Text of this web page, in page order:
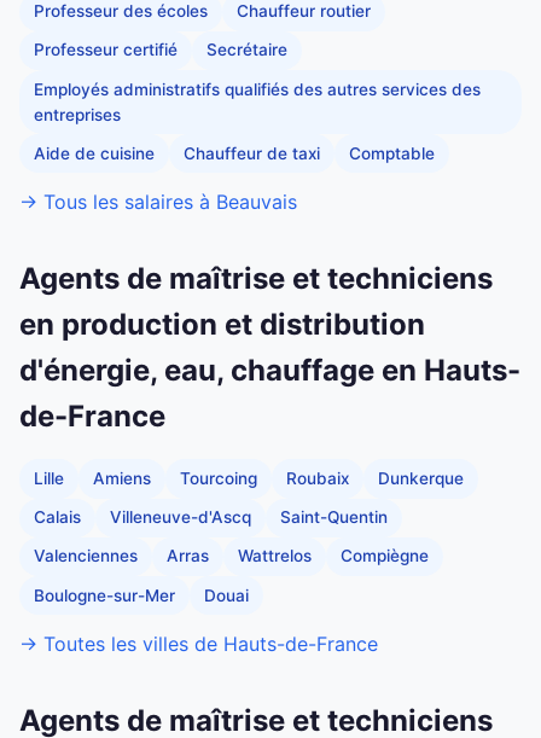
Professeur des écoles Chauffeur routier
Professeur certifié Secrétaire
Employés administratifs qualifiés des autres services des
entreprises
Aide de cuisine Chauffeur de taxi Comptable
→ Tous les salaires à Beauvais
Agents de maîtrise et techniciens
en production et distribution
d'énergie, eau, chauffage en Hauts-
de-France
Lille Amiens Tourcoing Roubaix Dunkerque
Calais Villeneuve-d'Ascq Saint-Quentin
Valenciennes Arras Wattrelos Compiègne
Boulogne-sur-Mer Douai
→ Toutes les villes de Hauts-de-France
Agents de maîtrise et techniciens